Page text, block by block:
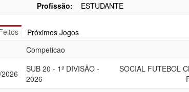
Profissão:
ESTUDANTE
Próximos Jogos
Competicao
SUB 20 - 1ª DIVISÃO -
2026
SOCIAL FUTEBOL